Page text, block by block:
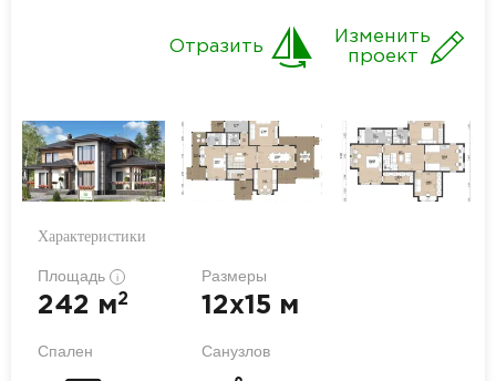
Изменить
проект
Отразить
Характеристики
Площадь i
242 м2
Размеры
12x15 м
Спален Санузлов